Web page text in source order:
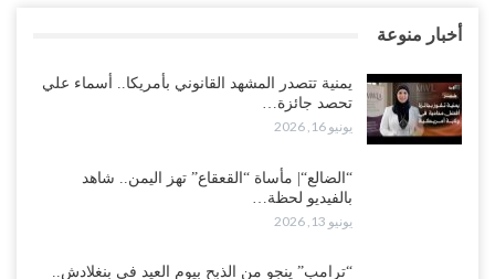
أخبار منوعة
يمنية تتصدر المشهد القانوني بأمريكا.. أسماء علي
تحصد جائزة…
يونيو 16, 2026
“الضالع“| مأساة “القعقاع” تهز اليمن.. شاهد
بالفيديو لحظة…
يونيو 13, 2026
“ترامب” ينجو من الذبح بيوم العيد في بنغلادش..